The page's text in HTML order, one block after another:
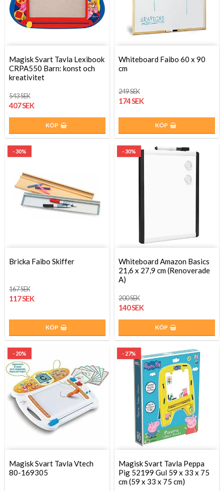
Magisk Svart Tavla Lexibook
CRPA550 Barn: konst och
kreativitet
543 SEK
407 SEK
KÖP
Whiteboard Faibo 60 x 90
cm
249 SEK
174 SEK
KÖP
- 30%
Bricka Faibo Skiffer
167 SEK
117 SEK
KÖP
- 30%
Whiteboard Amazon Basics
21,6 x 27,9 cm (Renoverade
A)
200 SEK
140 SEK
KÖP
- 20%
Magisk Svart Tavla Vtech
80-169305
- 27%
Magisk Svart Tavla Peppa
Pig 52199 Gul 59 x 33 x 75
cm (59 x 33 x 75 cm)